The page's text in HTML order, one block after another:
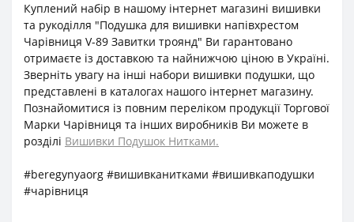
Куплений набір в нашому інтернет магазині вишивки
та рукоділля "Подушка для вишивки напівхрестом
Чарівниця V-89 Завитки троянд" Ви гарантовано
отримаєте із доставкою та найнижчою ціною в Україні.
Зверніть увагу на інші набори вишивки подушки, що
представлені в каталогах нашого інтернет магазину.
Познайомитися із повним переліком продукції Торгової
Марки Чарівниця та інших виробників Ви можете в
розділі Вишивки Подушок Нитками.
#beregynyaorg #вишивканитками #вишивкаподушки
#чарівниця